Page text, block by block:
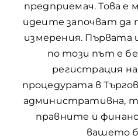
предприемач. Това
идеите започват да
измерения. Първата
по този път е
регистрация
процедурата в
административна,
правните и
вашето